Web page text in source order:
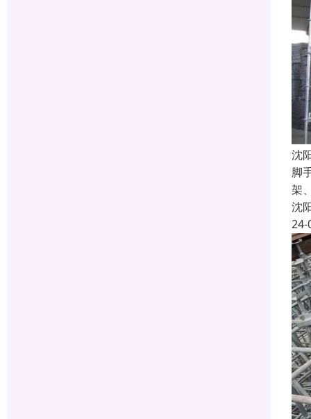
沈
脚
架
沈
24-